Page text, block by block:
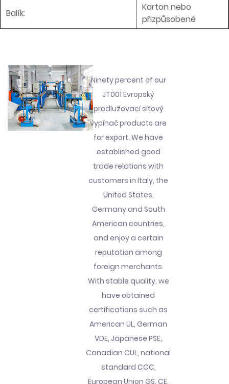
Balík:
Karton nebo
přizpůsobené
Ninety percent of our
JT001 Evropský
prodlužovací síťový
vypínač products are
for export. We have
established good
trade relations with
customers in Italy, the
United States,
Germany and South
American countries,
and enjoy a certain
reputation among
foreign merchants.
With stable quality, we
have obtained
certifications such as
American UL, German
VDE, Japanese PSE,
Canadian CUL, national
standard CCC,
European Union GS, CE,